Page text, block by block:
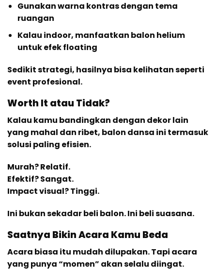
Gunakan warna kontras dengan tema
ruangan
Kalau indoor, manfaatkan balon helium
untuk efek floating
Sedikit strategi, hasilnya bisa kelihatan seperti
event profesional.
Worth It atau Tidak?
Kalau kamu bandingkan dengan dekor lain
yang mahal dan ribet, balon dansa ini termasuk
solusi paling efisien.
Murah? Relatif.
Efektif? Sangat.
Impact visual? Tinggi.
Ini bukan sekadar beli balon. Ini beli suasana.
Saatnya Bikin Acara Kamu Beda
Acara biasa itu mudah dilupakan. Tapi acara
yang punya “momen” akan selalu diingat.